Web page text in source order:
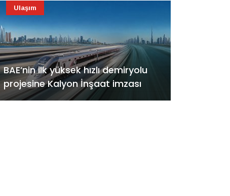
BAE’nin ilk yüksek hızlı demiryolu
projesine Kalyon İnşaat imzası
Ulaşım